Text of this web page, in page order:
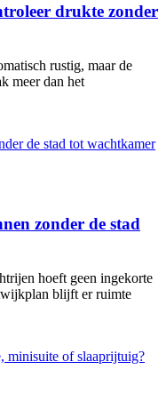
drukte zonder
rustig, maar de
meer dan het
zonder de stad
hoeft geen ingekorte
blijft er ruimte